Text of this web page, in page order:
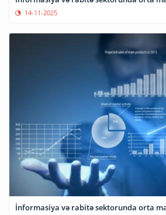
14-11-2025
İnformasiya və rabitə sektorunda orta